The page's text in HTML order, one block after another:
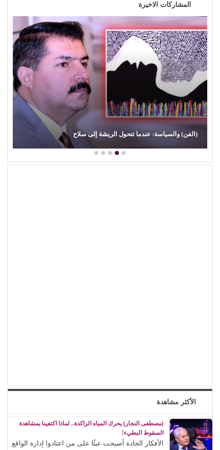
المشاركات الاخيرة
إلى سلاح
(بعد الليل).. هل يقدم (محمد
الفني؟
الأكثر مشاهدة
(مصطفى النجار) يحرك المياه الراكدة.. لماذا اكتفينا بمشاهدة
السقوط البطيء!
الأفكار الجادة أصبحت عبئًا على من اعتادوا إدارة الواقع